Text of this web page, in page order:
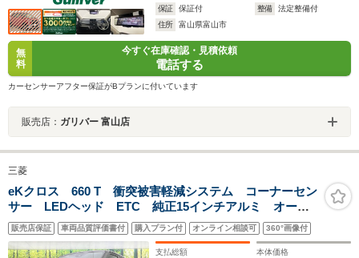
保証 保証付 整備
法定整備付
住所
富山県富山市
無
料
今すぐ在庫確認・見積依頼
電話する
カーセンサーアフター保証がBプランに付いています
販売店： ガリバー 富山店
三菱
eKクロス 660 T 衝突被害軽減システム コーナーセン
サー LEDヘッド ETC 純正15インチアルミ オート
エアコン Bluetooth CD DVD再生 フルセグ
販売店保証 車両品質評価書付 購入プラン付 オンライン相談可 360°画像付
支払総額 本体価格